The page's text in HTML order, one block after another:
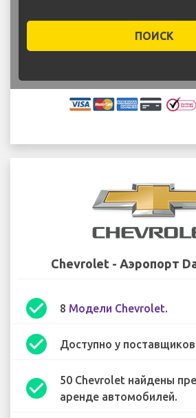
ПОИСК
Chevrolet - Аэропорт
check_circle 8 Модели Chevrolet.
check_circle Доступно у поставщиков
check_circle
50 Chevrolet найдены
аренде автомобилей.